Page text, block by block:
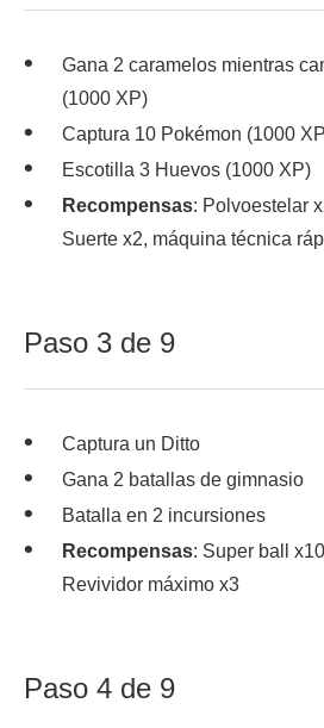
Gana 2 caramelos mientras
(1000 XP)
Captura 10 Pokémon (1000
Escotilla 3 Huevos (1000 XP)
Recompensas: Polvoestelar
Suerte x2, máquina técnica
Paso 3 de 9
Captura un Ditto
Gana 2 batallas de gimnasio
Batalla en 2 incursiones
Recompensas: Super ball
Revividor máximo x3
Paso 4 de 9